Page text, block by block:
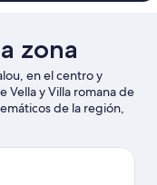
zona
en el centro y
Vella y Villa romana de
de la región,
de Tarragona y Club
Salou también